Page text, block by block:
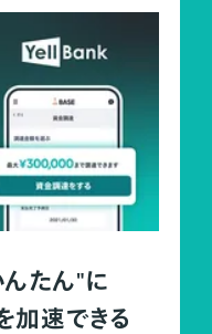
たん"に
加速できる